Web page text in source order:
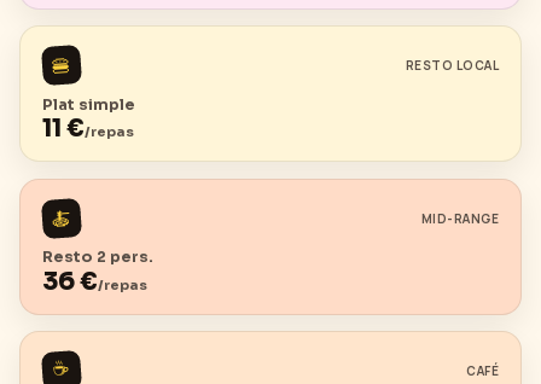
🍔 RESTO LOCAL
Plat simple
11 €/repas
🍝 MID-RANGE
Resto 2 pers.
36€/repas
☕ CAFÉ